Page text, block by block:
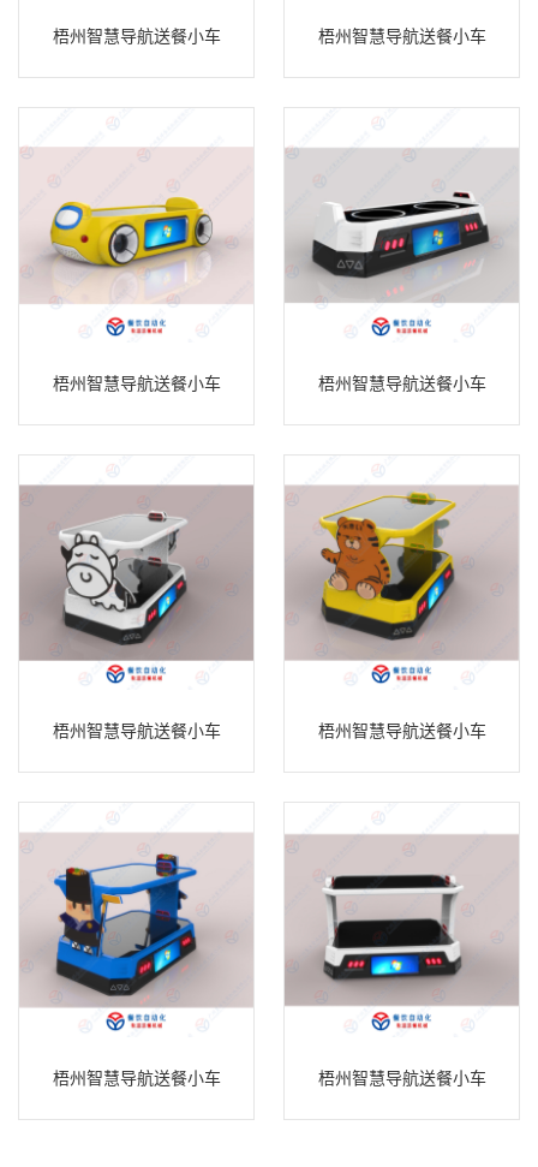
梧州智慧导航送餐小车 梧州智慧导航送餐小车
梧州智慧导航送餐小车 梧州智慧导航送餐小车
梧州智慧导航送餐小车 梧州智慧导航送餐小车
梧州智慧导航送餐小车 梧州智慧导航送餐小车